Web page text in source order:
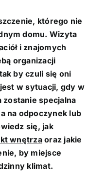
którego nie
domu. Wizyta
i znajomych
organizacji
by czuli się oni
w sytuacji, gdy w
specjalna
na odpoczynek lub
się, jak
wnętrzaoraz jakie
by miejsce
klimat.